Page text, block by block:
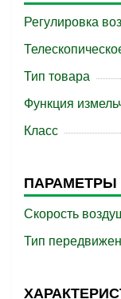
Регулировка
Тип товара
Функция
Класс
ПАРАМЕТРЫ
Скорость
Тип